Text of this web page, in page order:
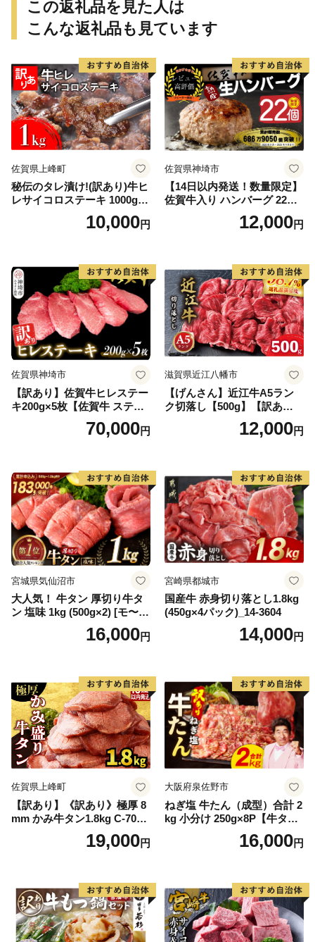
この返礼品を見た人は
こんな返礼品も見ています
佐賀県上峰町
秘伝のタレ漬け!(訳あり)牛ヒ
レサイコロステーキ 1000g
10,000円
佐賀県神埼市
【14日以内発送！数量限定】
佐賀牛入り ハンバーグ 22個
2.6kg(120g×22個)【佐賀牛
黒毛和牛 ブランド牛 九州 ハ
気】(H083106)
12,000円
佐賀県神埼市
【訳あり】佐賀牛ヒレステー
キ200g×5枚【佐賀牛 ステー
キ ブランド肉 ヒレ肉 フィレ
肉 ジューシー ヘルシー】(H0
70,000円
滋賀県近江八幡市
【げんさん】近江牛A5ラン
ク切落し【500g】【訳あり】
12,000円
宮城県気仙沼市
大人気！ 牛タン 厚切り牛タ
ン 塩味 1kg (500g×2) [モ〜ラ
ンド 宮城県 気仙沼市 205646
60] 肉 牛肉 精肉 牛たん 牛タ
16,000円
宮崎県都城市
国産牛 赤身切り落とし1.8kg
(450g×4パック)_14-3604
14,000円
佐賀県上峰町
【訳あり】《訳あり》極厚 8
mm かみ牛タン1.8kg C-709-
19,000円
大阪府泉佐野市
ねぎ塩 牛たん（成型）合計 2
kg 小分け 250g×8P【牛タン
牛肉 焼肉用 薄切り 訳あり サ
16,000円